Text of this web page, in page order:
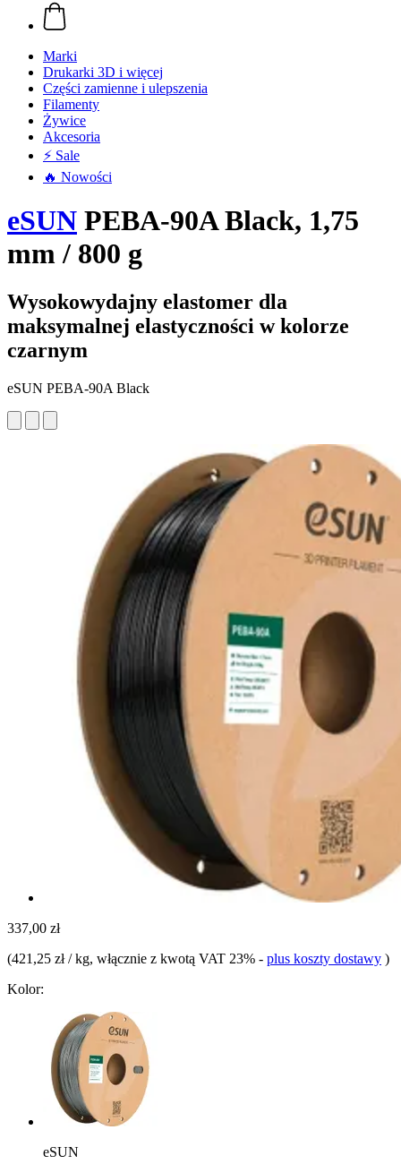
Marki
Drukarki 3D i więcej
Części zamienne i ulepszenia
Filamenty
Żywice
Akcesoria
⚡ Sale
🔥 Nowości
eSUN PEBA-90A Black, 1,75
mm / 800 g
Wysokowydajny elastomer dla
maksymalnej elastyczności w kolorze
czarnym
eSUN PEBA-90A Black
337,00 zł
(421,25 zł / kg, włącznie z kwotą VAT 23% - plus koszty dostawy )
Kolor:
eSUN